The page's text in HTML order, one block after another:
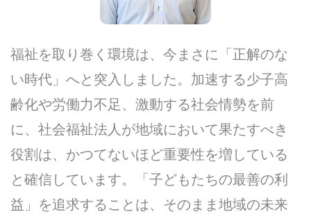
福祉を取り巻く環境は、今まさに「正解のな
い時代」へと突入しました。加速する少子高
齢化や労働力不足、激動する社会情勢を前
に、社会福祉法人が地域において果たすべき
役割は、かつてないほど重要性を増している
と確信しています。「子どもたちの最善の利
益」を追求することは、そのまま地域の未来